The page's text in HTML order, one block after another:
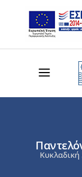
Κυκλαδική